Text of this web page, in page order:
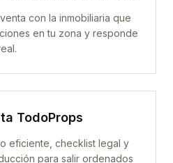
con la inmobiliaria que
en tu zona y responde
TodoProps
eficiente, checklist legal y
para salir ordenados